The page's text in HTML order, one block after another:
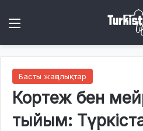
Басты жаңалықтар
Кортеж бен
тыйым: